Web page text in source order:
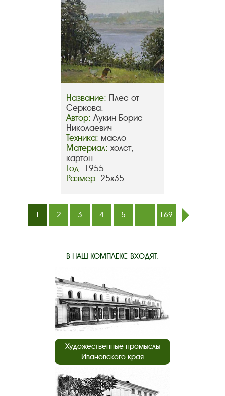
Название: Плес от
Серкова.
Автор: Лукин Борис
Николаевич
Техника: масло
Материал: холст,
картон
Год: 1955
Размер: 25х35
1 2 3 4 5 ...
169
В НАШ КОМПЛЕКС ВХОДЯТ:
Художественные промыслы
Ивановского края